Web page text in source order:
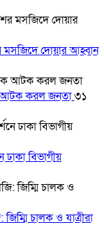
মসজিদে দোয়ার আহ্বান
আটক করল জনতা৩১
বিভাগীয়
জিম্মি চালক ও যাত্রীরা